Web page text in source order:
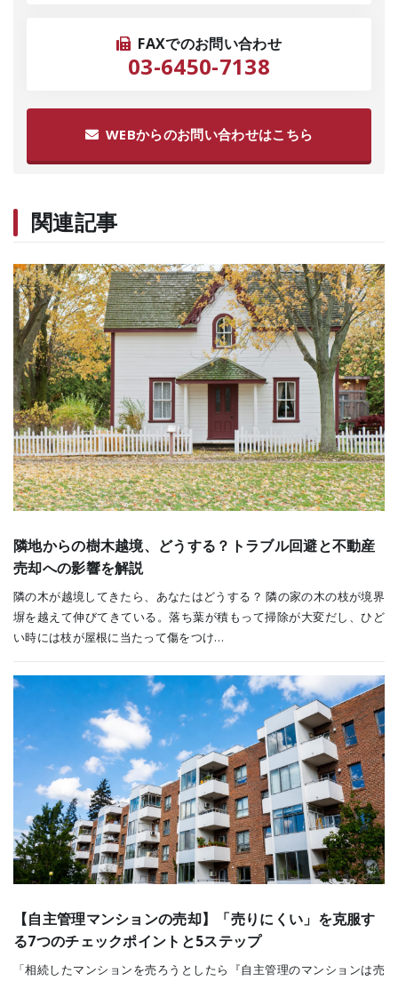
FAXでのお問い合わせ
03-6450-7138
WEBからのお問い合わせはこちら
関連記事
隣地からの樹木越境、どうする？トラブル回避と不動産
売却への影響を解説
隣の木が越境してきたら、あなたはどうする？ 隣の家の木の枝が境界
塀を越えて伸びてきている。落ち葉が積もって掃除が大変だし、ひど
い時には枝が屋根に当たって傷をつけ…
【自主管理マンションの売却】「売りにくい」を克服す
る7つのチェックポイントと5ステップ
「相続したマンションを売ろうとしたら『自主管理のマンションは売